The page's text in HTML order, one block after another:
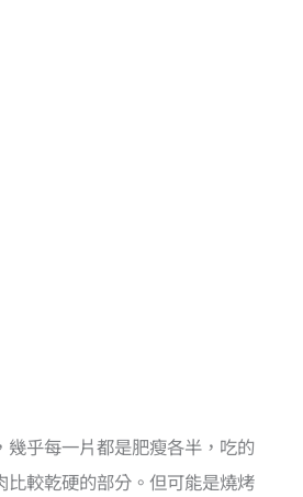
幾乎每一片都是肥瘦各半，吃的
比較乾硬的部分。但可能是燒烤